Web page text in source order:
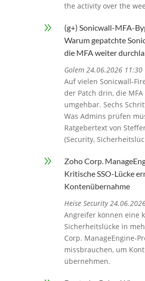
the activity over the
9
(g+) Sonicwall-MFA-
Warum gepatchte
die MFA weiter
Golem 24.06.2026 11:30
Auf vielen Sonicwall-
der Patch drin, die
umgehbar. Sechs
Was Admins prüfen
Ratgebertext von
(Security,
9
Zoho Corp.
Kritische SSO-Lücke
Kontenübernahme
Heise Security
Angreifer können eine
Sicherheitslücke in
Corp. ManageEngine-
missbrauchen, um
übernehmen.